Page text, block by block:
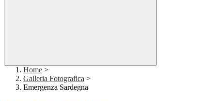
Home >
Galleria Fotografica >
Emergenza Sardegna